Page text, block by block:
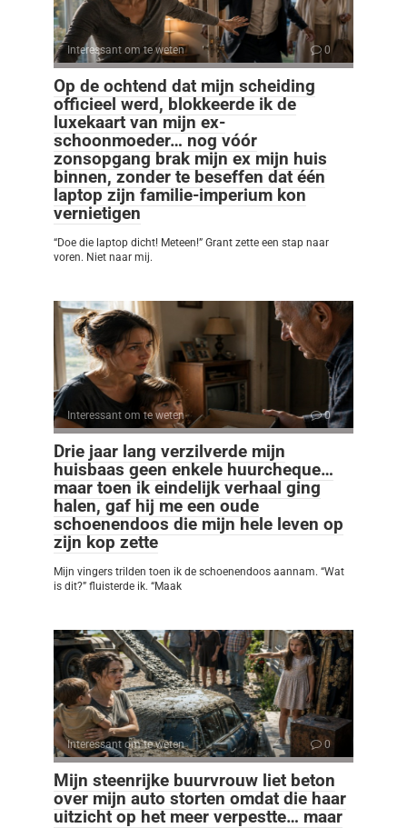
Interessant om te weten 0
Op de ochtend dat mijn scheiding
officieel werd, blokkeerde ik de
luxekaart van mijn ex-
schoonmoeder… nog vóór
zonsopgang brak mijn ex mijn huis
binnen, zonder te beseffen dat één
laptop zijn familie-imperium kon
vernietigen
“Doe die laptop dicht! Meteen!” Grant zette een stap naar
voren. Niet naar mij.
Interessant om te weten 0
Drie jaar lang verzilverde mijn
huisbaas geen enkele huurcheque…
maar toen ik eindelijk verhaal ging
halen, gaf hij me een oude
schoenendoos die mijn hele leven op
zijn kop zette
Mijn vingers trilden toen ik de schoenendoos aannam. “Wat
is dit?” fluisterde ik. “Maak
Interessant om te weten 0
Mijn steenrijke buurvrouw liet beton
over mijn auto storten omdat die haar
uitzicht op het meer verpestte… maar